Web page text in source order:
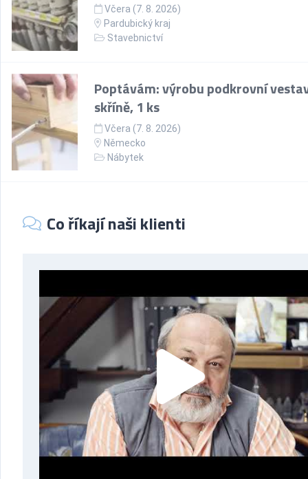
Včera (7. 8. 2026)
Pardubický kraj
Stavebnictví
Poptávám: výrobu podkrovní
skříně, 1 ks
Včera (7. 8. 2026)
Německo
Nábytek
Co říkají naši klienti